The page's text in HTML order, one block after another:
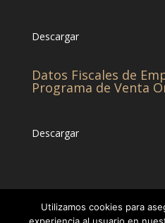
Descargar
Datos Fiscales de
Programa de Venta
Descargar
Utilizamos cookies para